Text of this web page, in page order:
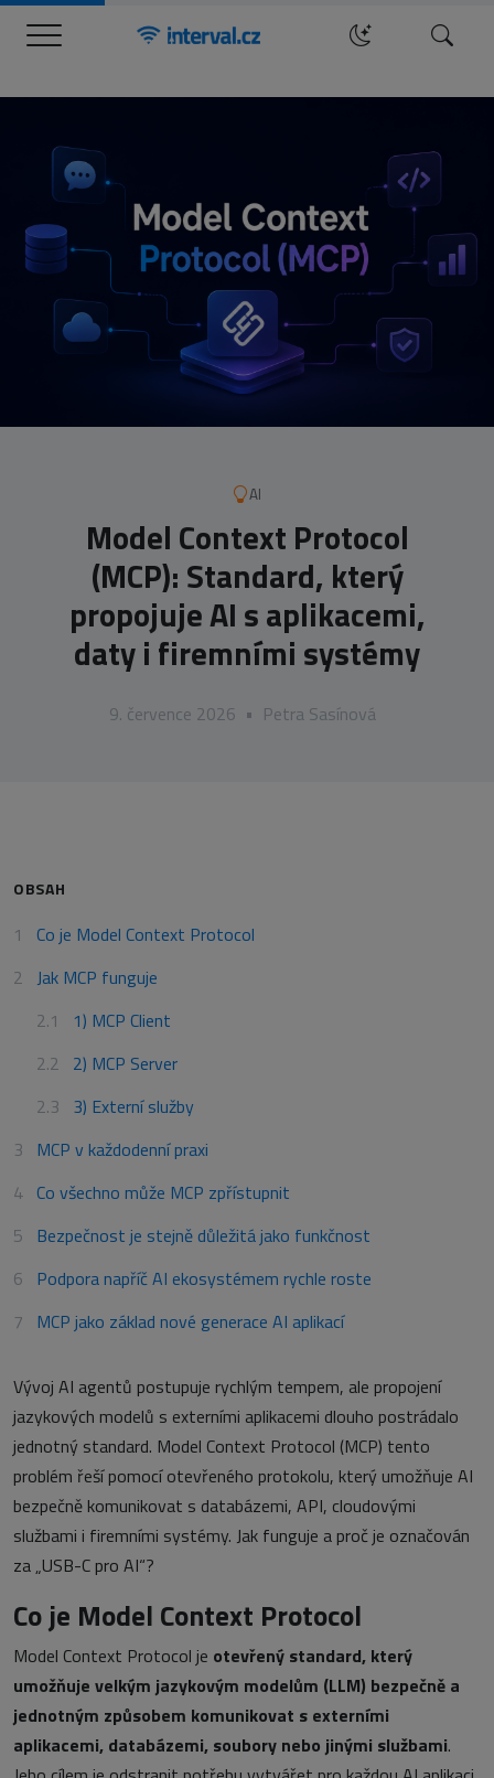
Menu Hledat
AI
Model Context Protocol
(MCP): Standard, který
propojuje AI s aplikacemi,
daty i firemními systémy
9. července 2026 • Petra Sasínová
OBSAH
Co je Model Context Protocol
Jak MCP funguje
1) MCP Client
2) MCP Server
3) Externí služby
MCP v každodenní praxi
Co všechno může MCP zpřístupnit
Bezpečnost je stejně důležitá jako funkčnost
Podpora napříč AI ekosystémem rychle roste
MCP jako základ nové generace AI aplikací
Vývoj AI agentů postupuje rychlým tempem, ale propojení
jazykových modelů s externími aplikacemi dlouho postrádalo
jednotný standard. Model Context Protocol (MCP) tento
problém řeší pomocí otevřeného protokolu, který umožňuje AI
bezpečně komunikovat s databázemi, API, cloudovými
službami i firemními systémy. Jak funguje a proč je označován
za „USB-C pro AI“?
Co je Model Context Protocol
Model Context Protocol je otevřený standard, který
umožňuje velkým jazykovým modelům (LLM) bezpečně a
jednotným způsobem komunikovat s externími
aplikacemi, databázemi, soubory nebo jinými službami.